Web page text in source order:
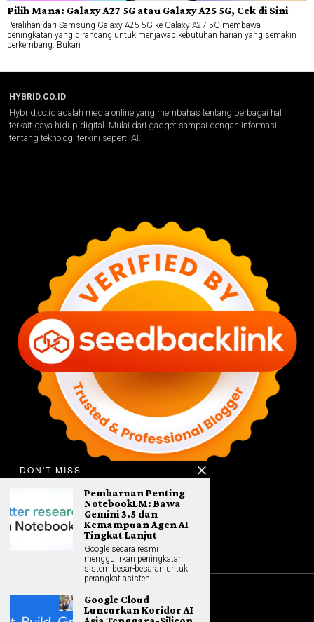
Pilih Mana: Galaxy A27 5G atau Galaxy A25 5G, Cek di Sini
Peralihan dari Samsung Galaxy A25 5G ke Galaxy A27 5G membawa
peningkatan yang dirancang untuk menjawab kebutuhan harian yang semakin
berkembang. Bukan
HYBRID.CO.ID
Hybrid.co.id adalah media online yang membahas tentang berbagai hal
terkait gaya hidup digital. Mulai dari gadget sampai dengan informasi
tentang teknologi terkini seperti AI.
All rights reserved. Hybrid.co.id
DON'T MISS
Pembaruan Penting
NotebookLM: Bawa
Gemini 3.5 dan
Kemampuan Agen AI
Tingkat Lanjut
Google secara resmi
menggulirkan peningkatan
sistem besar-besaran untuk
perangkat asisten
Google Cloud
Luncurkan Koridor AI